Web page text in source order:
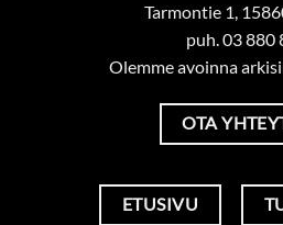
Tarmontie 1,
puh. 03 880
Olemme avoinna
OTA
ETUSIVU